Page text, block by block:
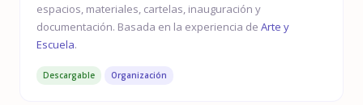
espacios, materiales, cartelas, inauguración y
documentación. Basada en la experiencia de Arte y
Escuela.
Descargable Organización